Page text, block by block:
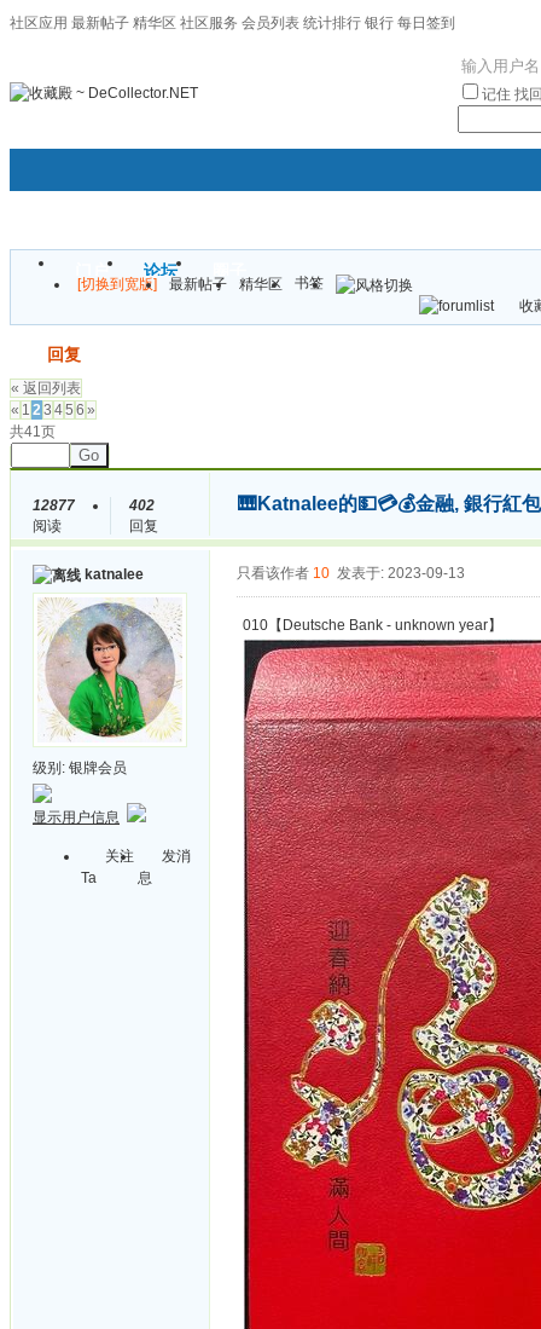
社区应用 最新帖子 精华区 社区服务 会员列表 统计排行 银行 每日签到
记住 找
门户 论坛
[切换到宽版] 最新帖子 精华区
书签
收
回复
« 返回列表
« 1 23 45 6 »
共41页
Go
12877
阅读
402
回复
🎹Katnalee的💵💳💰金融, 銀行紅
katnalee
级别: 银牌会员
显示用户信息
关注
Ta
发消
息
只看该作者 10 发表于: 2023-09-13
010【Deutsche Bank - unknown year】